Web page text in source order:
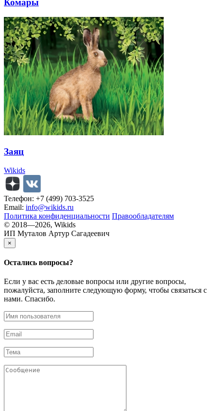
Заяц
Wikids
Телефон: +7 (499) 703-3525
Email: info@wikids.ru
Политика конфиденциальности Правообладателям
© 2018—2026, Wikids
ИП Муталов Артур Сагадеевич
×
Остались вопросы?
Если у вас есть деловые вопросы или другие вопросы,
пожалуйста, заполните следующую форму, чтобы связаться с
нами. Спасибо.